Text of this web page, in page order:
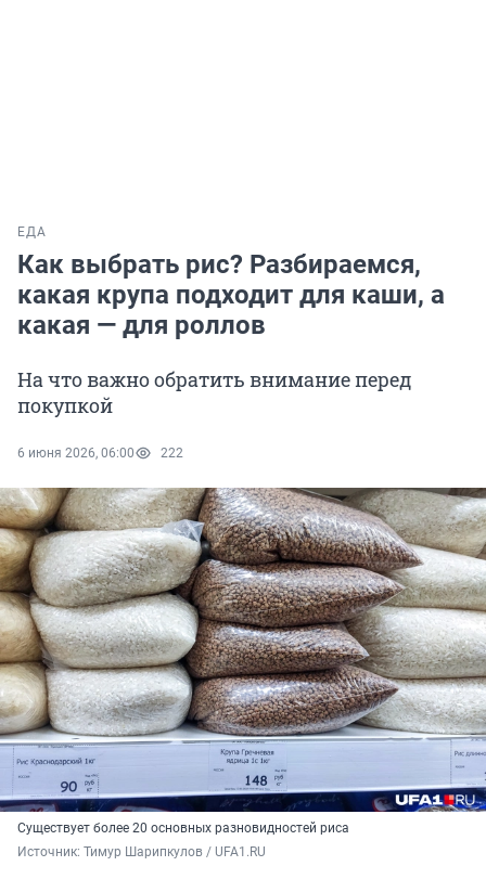
ЕДА
Как выбрать рис? Разбираемся,
какая крупа подходит для каши, а
какая — для роллов
На что важно обратить внимание перед
покупкой
6 июня 2026, 06:00 222
Существует более 20 основных разновидностей риса
Источник: Тимур Шарипкулов / UFA1.RU